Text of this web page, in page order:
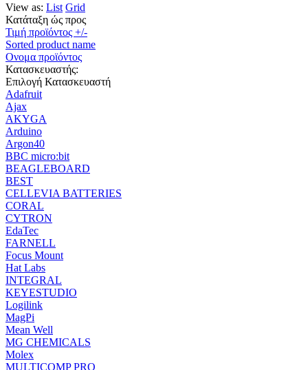
View as: List Grid
Κατάταξη ώς προς
Τιμή προϊόντος +/-
Sorted product name
Ονομα προϊόντος
Κατασκευαστής:
Επιλογή Κατασκευαστή
Adafruit
Ajax
AKYGA
Arduino
Argon40
BBC micro:bit
BEAGLEBOARD
BEST
CELLEVIA BATTERIES
CORAL
CYTRON
EdaTec
FARNELL
Focus Mount
Hat Labs
INTEGRAL
KEYESTUDIO
Logilink
MagPi
Mean Well
MG CHEMICALS
Molex
MULTICOMP PRO